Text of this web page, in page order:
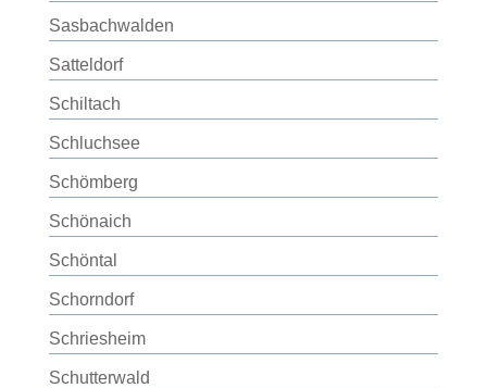
Sasbachwalden
Satteldorf
Schiltach
Schluchsee
Schömberg
Schönaich
Schöntal
Schorndorf
Schriesheim
Schutterwald